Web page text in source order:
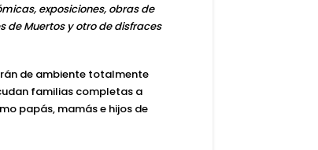
exposiciones, obras de
de Muertos y otro de disfraces
de ambiente totalmente
familias completas a
papás, mamás e hijos de